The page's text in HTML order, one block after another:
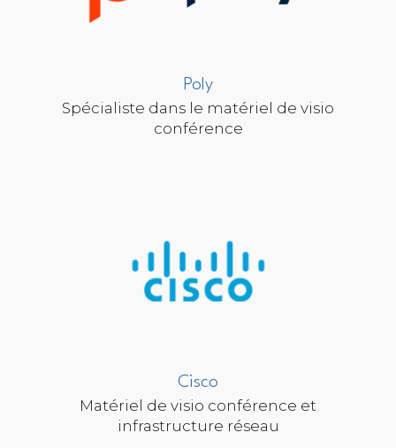
Poly
Spécialiste dans le matériel de visio
conférence
Cisco
Matériel de visio conférence et
infrastructure réseau